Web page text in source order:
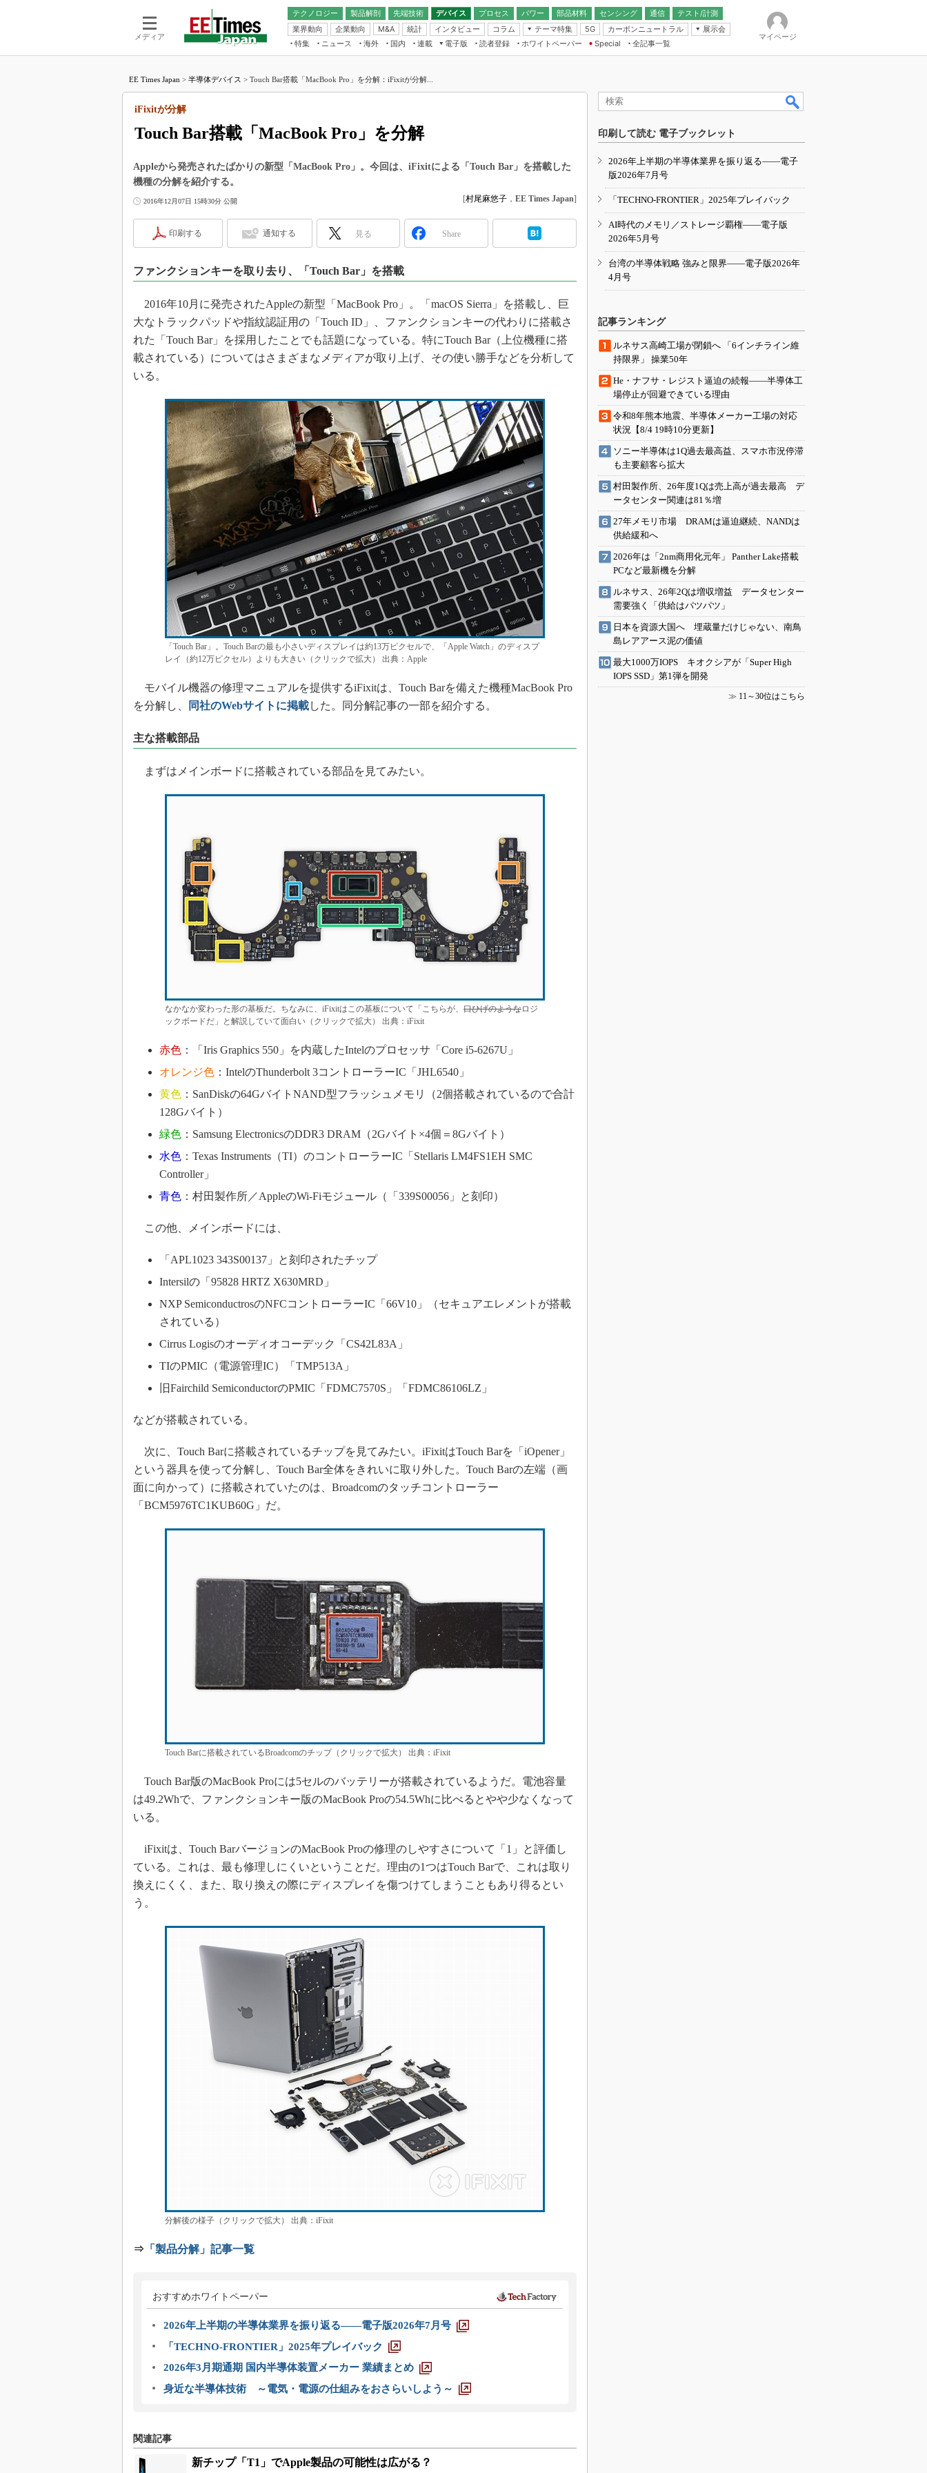
メディア
テクノロジー 製品解剖
先端技術
電池／エネルギー
デバイス
アナログ
マイコン
プロセス パワー 部品材料 センシング
通信
無線
テスト/計測
業界動向
企業動向 M&A 統計 インタビュー コラム
テーマ特集
フィジカルAI
読者調査（EE Times Research）
電源設計（EDN Japan）
エレクトロニクス入門（EDN
Japan）
5G カーボンニュートラル
展示会
IoT・エッジコンピューティング
EXPO
TECHNO-FRONTIER
人とくるま展
特集 ニュース 海外 国内
連載
福田昭のデバイス通信
踊るバズワード ～Behind the
Buzzword
で起こること
“異端児エンジニア”が仕掛けた社内
改革、執念の180日
IHSアナリスト「未来展望」
「英語に愛されないエンジニア」の
ための新行動論
電子版
電子ブックレット
読者登録 ホワイトペーパー
Special
全記事一覧
マイページ
EE Times Japan > 半導体デバイス > Touch Bar搭載「MacBook Pro」を分解：iFixitが分解...
Touch Bar搭載「MacBook Pro」を分解
iFixitが分解
Appleから発売されたばかりの新型「MacBook Pro」。今回は、iFixitによる「Touch Bar」を搭載した
機種の分解を紹介する。
2016年12月07日 15時30分 公開 [村尾麻悠子 ， EE Times Japan]
印刷する 通知する 見る Share
ファンクションキーを取り去り、「Touch Bar」を搭載
2016年10月に発売されたAppleの新型「MacBook Pro」。「macOS Sierra」を搭載し、巨
大なトラックパッドや指紋認証用の「Touch ID」、ファンクションキーの代わりに搭載さ
れた「Touch Bar」を採用したことでも話題になっている。特にTouch Bar（上位機種に搭
載されている）についてはさまざまなメディアが取り上げ、その使い勝手などを分析して
いる。
「Touch Bar」。Touch Barの最も小さいディスプレイは約13万ピクセルで、「Apple Watch」のディスプ
レイ（約12万ピクセル）よりも大きい（クリックで拡大） 出典：Apple
モバイル機器の修理マニュアルを提供するiFixitは、Touch Barを備えた機種MacBook Pro
を分解し、
同社のWebサイトに掲載した。同分解記事の一部を紹介する。
主な搭載部品
まずはメインボードに搭載されている部品を見てみたい。
なかなか変わった形の基板だ。ちなみに、iFixitはこの基板について「こちらが、 口ひげのようなロジ
ックボードだ」と解説していて面白い（クリックで拡大） 出典：iFixit
赤色 ：「Iris Graphics 550」を内蔵したIntelのプロセッサ「Core i5-6267U」
オレンジ色 ：IntelのThunderbolt 3コントローラーIC「JHL6540」
黄色 ：SanDiskの64GバイトNAND型フラッシュメモリ（2個搭載されているので合計
128Gバイト）
緑色 ：Samsung ElectronicsのDDR3 DRAM（2Gバイト×4個＝8Gバイト）
水色 ：Texas Instruments（TI）のコントローラーIC「Stellaris LM4FS1EH SMC
Controller」
青色 ：村田製作所／AppleのWi-Fiモジュール（「339S00056」と刻印）
この他、メインボードには、
「APL1023 343S00137」と刻印されたチップ
Intersilの「95828 HRTZ X630MRD」
NXP SemiconductrosのNFCコントローラーIC「66V10」（セキュアエレメントが搭載
されている）
Cirrus Logisのオーディオコーデック「CS42L83A」
TIのPMIC（電源管理IC）「TMP513A」
旧Fairchild SemiconductorのPMIC「FDMC7570S」「FDMC86106LZ」
などが搭載されている。
次に、Touch Barに搭載されているチップを見てみたい。iFixitはTouch Barを「iOpener」
という器具を使って分解し、Touch Bar全体をきれいに取り外した。Touch Barの左端（画
面に向かって）に搭載されていたのは、Broadcomのタッチコントローラー
「BCM5976TC1KUB60G」だ。
Touch Barに搭載されているBroadcomのチップ（クリックで拡大） 出典：iFixit
Touch Bar版のMacBook Proには5セルのバッテリーが搭載されているようだ。電池容量
は49.2Whで、ファンクションキー版のMacBook Proの54.5Whに比べるとやや少なくなって
いる。
iFixitは、Touch BarバージョンのMacBook Proの修理のしやすさについて「1」と評価し
ている。これは、最も修理しにくいということだ。理由の1つはTouch Barで、これは取り
換えにくく、また、取り換えの際にディスプレイを傷つけてしまうこともあり得るとい
う。
分解後の様子（クリックで拡大） 出典：iFixit
⇒ 「製品分解」記事一覧
おすすめホワイトペーパー
2026年上半期の半導体業界を振り返る――電子版2026年7月号
「TECHNO-FRONTIER」2025年プレイバック
2026年3月期通期 国内半導体装置メーカー 業績まとめ
身近な半導体技術 ～電気・電源の仕組みをおさらいしよう～
関連記事
新チップ「T1」でApple製品の可能性は広がる？
印刷して読む 電子ブックレット
2026年上半期の半導体業界を振り返る――電子
版2026年7月号
「TECHNO-FRONTIER」2025年プレイバック
AI時代のメモリ／ストレージ覇権――電子版
2026年5月号
台湾の半導体戦略 強みと限界――電子版2026年
4月号
記事ランキング
ルネサス高崎工場が閉鎖へ 「6インチライン維
持限界」 操業50年
He・ナフサ・レジスト逼迫の続報――半導体工
場停止が回避できている理由
令和8年熊本地震、半導体メーカー工場の対応
状況【8/4 19時10分更新】
ソニー半導体は1Q過去最高益、スマホ市況停滞
も主要顧客ら拡大
村田製作所、26年度1Qは売上高が過去最高 デ
ータセンター関連は81％増
27年メモリ市場 DRAMは逼迫継続、NANDは
供給緩和へ
2026年は「2nm商用化元年」 Panther Lake搭載
PCなど最新機を分解
ルネサス、26年2Qは増収増益 データセンター
需要強く「供給はパツパツ」
日本を資源大国へ 埋蔵量だけじゃない、南鳥
島レアアース泥の価値
最大1000万IOPS キオクシアが「Super High
IOPS SSD」第1弾を開発
≫ 11～30位はこちら